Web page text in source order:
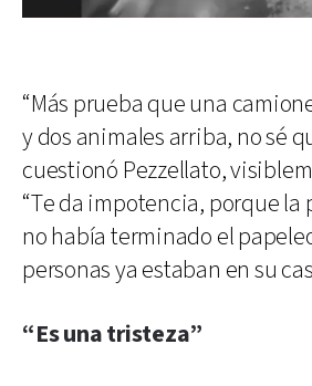
“Más prueba que una
y dos animales arriba, no sé
cuestionó Pezzellato,
“Te da impotencia, porque la
no había terminado el
personas ya estaban en su
“Es una tristeza”